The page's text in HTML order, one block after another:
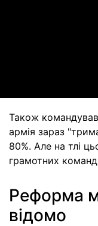
Також
армія зараз
80%. Але на тлі
грамотних
Реформа
відомо